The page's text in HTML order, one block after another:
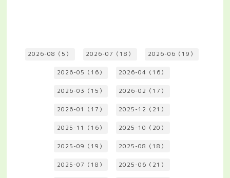
2026-08（5） 2026-07（18） 2026-06（19）
2026-05（16） 2026-04（16）
2026-03（15） 2026-02（17）
2026-01（17） 2025-12（21）
2025-11（16） 2025-10（20）
2025-09（19） 2025-08（18）
2025-07（18） 2025-06（21）